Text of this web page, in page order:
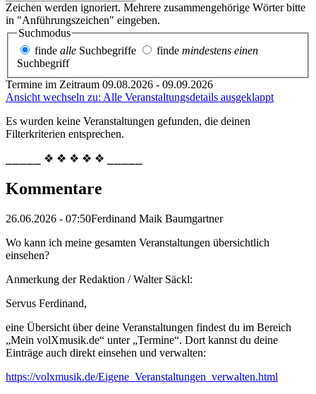
Zeichen werden ignoriert. Mehrere zusammengehörige Wörter bitte
in "Anführungszeichen" eingeben.
Suchmodus
finde alle Suchbegriffe finde mindestens einen
Suchbegriff
Termine im Zeitraum 09.08.2026 - 09.09.2026
Ansicht wechseln zu: Alle Veranstaltungsdetails ausgeklappt
Es wurden keine Veranstaltungen gefunden, die deinen
Filterkriterien entsprechen.
⎯⎯⎯⎯⎯ ❖ ❖ ❖ ❖ ❖ ⎯⎯⎯⎯⎯
Kommentare
26.06.2026 - 07:50Ferdinand Maik Baumgartner
Wo kann ich meine gesamten Veranstaltungen übersichtlich
einsehen?
Anmerkung der Redaktion /Walter Säckl:
Servus Ferdinand,
eine Übersicht über deine Veranstaltungen findest du im Bereich
„Mein volXmusik.de“ unter „Termine“. Dort kannst du deine
Einträge auch direkt einsehen und verwalten:
https://volxmusik.de/Eigene_Veranstaltungen_verwalten.html